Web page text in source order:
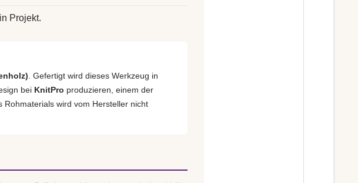
Projekt.
. Gefertigt wird dieses Werkzeug in
bei KnitPro produzieren, einem der
wird vom Hersteller nicht